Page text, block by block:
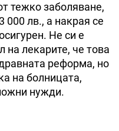
тежко заболяване,
000 лв., а накрая се
Не си е
на лекарите, че това
реформа, но
на болницата,
нужди.